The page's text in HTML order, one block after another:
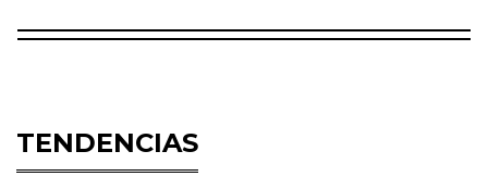
TENDENCIAS